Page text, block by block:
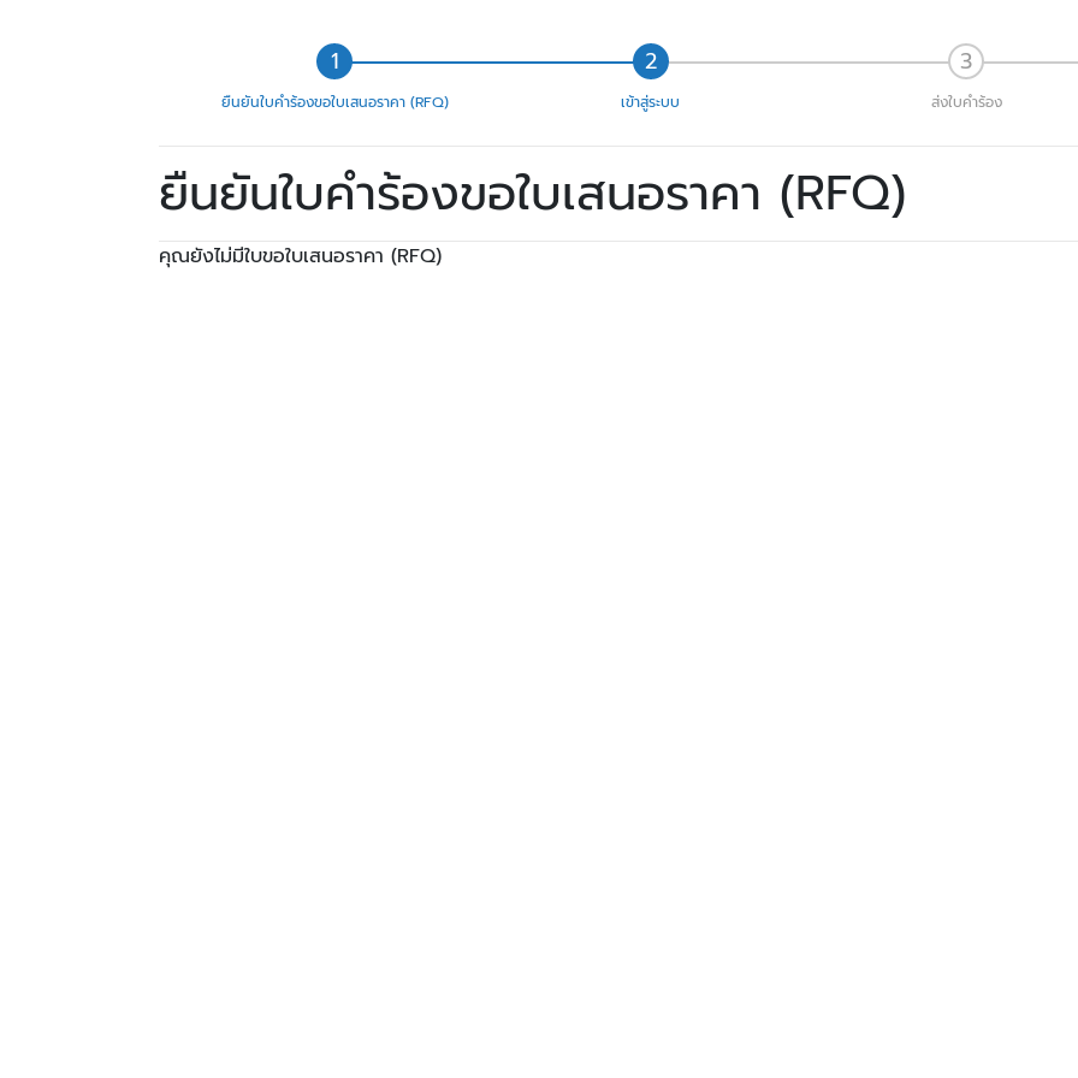
ยืนยันใบคำร้องขอใบเสนอราคา (RFQ) เข้าสู่ระบบ ส่งใบคำร้อง
ยืนยันใบคำร้องขอใบเสนอราคา (RFQ)
คุณยังไม่มีใบขอใบเสนอราคา (RFQ)